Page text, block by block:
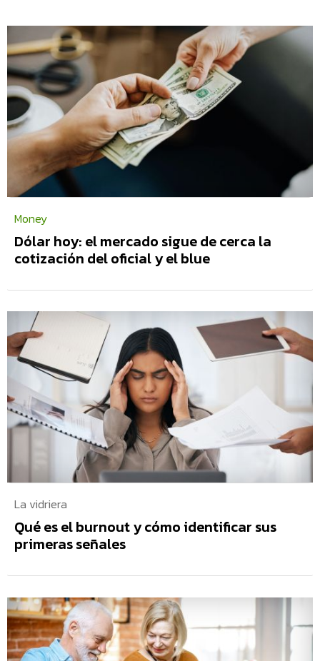
Money
Dólar hoy: el mercado sigue de cerca la
cotización del oficial y el blue
La vidriera
Qué es el burnout y cómo identificar sus
primeras señales